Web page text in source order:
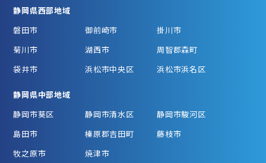
静岡県西部地域
磐田市
御前崎市
掛川市
菊川市
湖西市
周智郡森町
袋井市
浜松市中央区 浜松市浜名区
静岡県中部地域
静岡市葵区
静岡市清水区
静岡市駿河区
島田市
榛原郡吉田町
藤枝市
牧之原市
焼津市